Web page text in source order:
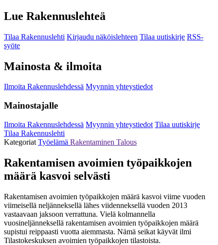
Lue Rakennuslehteä
Tilaa Rakennuslehti Kirjaudu näköislehteen Tilaa uutiskirje RSS-
syöte
Mainosta & ilmoita
Ilmoita Rakennuslehdessä Myynnin yhteystiedot
Mainostajalle
Ilmoita Rakennuslehdessä Myynnin yhteystiedot Tilaa uutiskirje
Tilaa Rakennuslehti
Kategoriat Työelämä Rakentaminen Talous
Rakentamisen avoimien työpaikkojen
määrä kasvoi selvästi
Rakentamisen avoimien työpaikkojen määrä kasvoi viime vuoden
viimeisellä neljänneksellä lähes viidenneksellä vuoden 2013
vastaavaan jaksoon verrattuna. Vielä kolmannella
vuosineljänneksellä rakentamisen avoimien työpaikkojen määrä
supistui reippaasti vuotta aiemmasta. Nämä seikat käyvät ilmi
Tilastokeskuksen avoimien työpaikkojen tilastoista.